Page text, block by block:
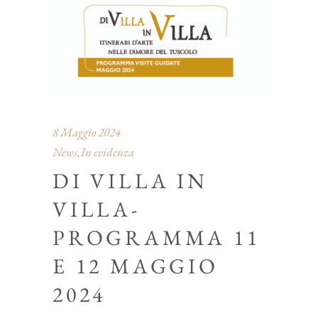
8 Maggio 2024
News, In evidenza
DI VILLA IN
VILLA-
PROGRAMMA 11
E 12 MAGGIO
2024